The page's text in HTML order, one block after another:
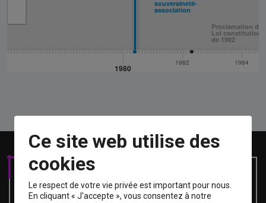
Ce site web utilise des
cookies
Le respect de votre vie privée est important pour nous.
En cliquant « J'accepte », vous consentez à notre